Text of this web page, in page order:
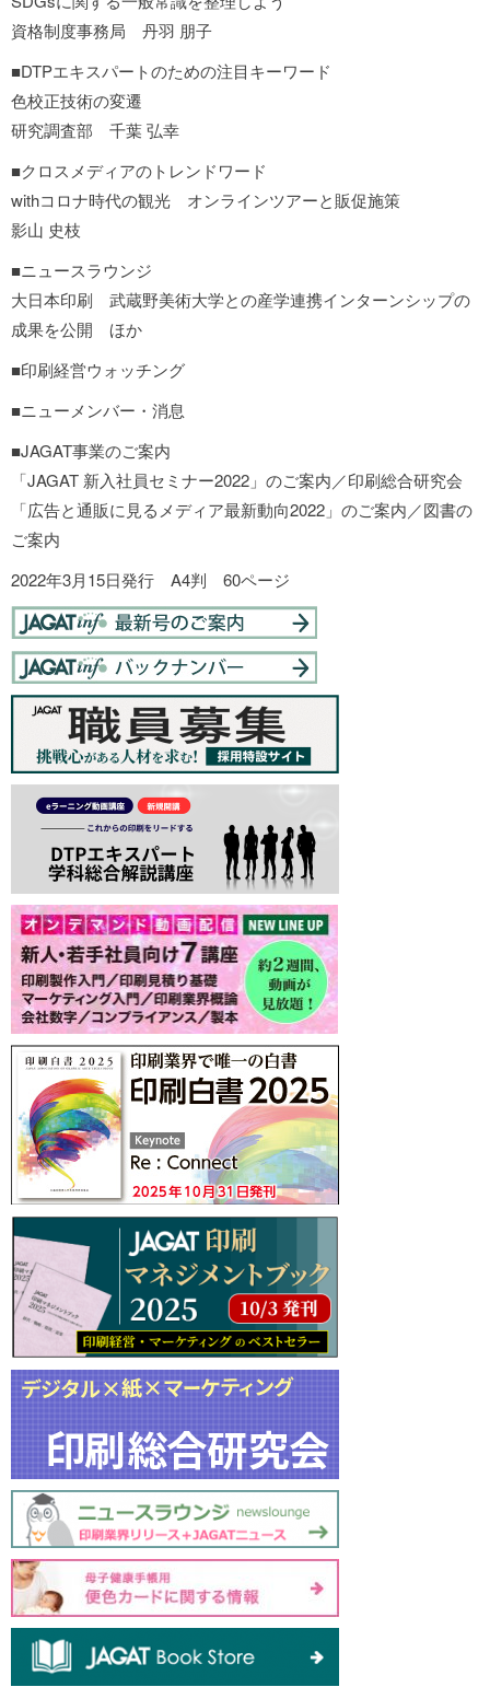
資格制度事務局 丹羽 朋子
■DTPエキスパートのための注目キーワード
色校正技術の変遷
研究調査部 千葉 弘幸
■クロスメディアのトレンドワード
withコロナ時代の観光 オンラインツアーと販促施策
影山 史枝
■ニュースラウンジ
大日本印刷 武蔵野美術大学との産学連携インターンシップの
成果を公開 ほか
■印刷経営ウォッチング
■ニューメンバー・消息
■JAGAT事業のご案内
「JAGAT 新入社員セミナー2022」のご案内／印刷総合研究会
「広告と通販に見るメディア最新動向2022」のご案内／図書の
ご案内
2022年3月15日発行 A4判 60ページ